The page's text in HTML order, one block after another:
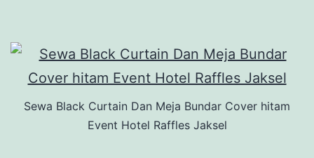
Sewa Black Curtain Dan Meja Bundar Cover hitam
Event Hotel Raffles Jaksel